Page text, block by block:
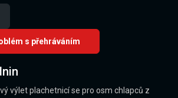
s přehráváním
výlet plachetnicí se pro osm chlapců z